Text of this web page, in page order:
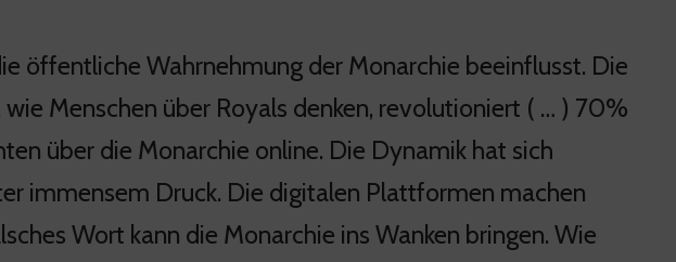
öffentliche Wahrnehmung der Monarchie beeinflusst. Die
Menschen über Royals denken, revolutioniert ( … ) 70%
über die Monarchie online. Die Dynamik hat sich
immensem Druck. Die digitalen Plattformen machen
Wort kann die Monarchie ins Wanken bringen. Wie